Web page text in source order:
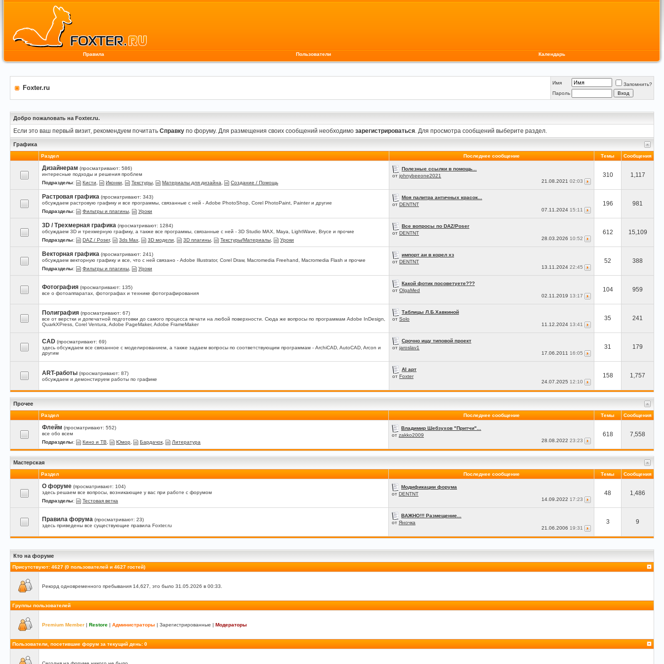
Правила Пользователи Календарь
Foxter.ru
Имя
Запомнить?
Пароль
Добро пожаловать на Foxter.ru.
Если это ваш первый визит, рекомендуем почитать Справку по форуму. Для размещения своих сообщений необходимо зарегистрироваться. Для просмотра сообщений выберите раздел.
Графика
Раздел Последнее сообщение Темы Сообщения
Дизайнерам (просматривают: 586)
интересные подходы и решения проблем
Подразделы: Кисти Иконки Текстуры Материалы для дизайна Создание / Помощь
Полезные ссылки в помощь...
от johnybeeone2021
21.08.2021 02:03
310 1,117
Растровая графика (просматривают: 343)
обсуждаем растровую графику и все программы, связанные с ней - Adobe PhotoShop, Corel PhotoPaint, Painter и другие
Подразделы: Фильтры и плагины Уроки
Моя палитра античных красок...
от DENTNT
07.11.2024 15:11
196 981
3D / Трехмерная графика (просматривают: 1284)
обсуждаем 3D и трехмерную графику, а также все программы, связанные с ней - 3D Studio MAX, Maya, LightWave, Bryce и прочие
Подразделы: DAZ / Poser, 3ds Max 3D модели 3D плагины Текстуры/Материалы Уроки
Все вопросы по DAZ/Poser
от DENTNT
28.03.2026 10:52
612 15,109
Векторная графика (просматривают: 241)
обсуждаем векторную графику и все, что с ней связано - Adobe Illustrator, Corel Draw, Macromedia Freehand, Macromedia Flash и прочие
Подразделы: Фильтры и плагины Уроки
импорт аи в корел хз
от DENTNT
13.11.2024 22:45
52 388
Фотография (просматривают: 135)
все о фотоаппаратах, фотографах и технике фотографирования
Какой фотик посоветуете???
от OlgaMed
02.11.2019 13:17
104 959
Полиграфия (просматривают: 67)
все от верстки и допечатной подготовки до самого процесса печати на любой поверхности. Сюда же вопросы по программам Adobe InDesign,
QuarkXPress, Corel Ventura, Adobe PageMaker, Adobe FrameMaker
Таблицы Л.Б.Хавкиной
от Solo
11.12.2024 13:41
35 241
CAD (просматривают: 69)
здесь обсуждаем все связанное с моделированием, а также задаем вопросы по соответствующим программам - ArchiCAD, AutoCAD, Arcon и
другим
Срочно ищу типовой проект
от jaroslav1
17.06.2011 16:05
31 179
ART-работы (просматривают: 87)
обсуждаем и демонстируем работы по графике
AI арт
от Foxter
24.07.2025 12:10
158 1,757
Прочее
Раздел Последнее сообщение Темы Сообщения
Флейм (просматривают: 552)
все обо всем
Подразделы: Кино и ТВ Юмор Бардачок Литература
Владимир Шебзухов "Притчи"...
от zakko2009
28.08.2022 23:23
618 7,558
Мастерская
Раздел Последнее сообщение Темы Сообщения
О форуме (просматривают: 104)
здесь решаем все вопросы, возникающие у вас при работе с форумом
Подразделы: Тестовая ветка
Модификации форума
от DENTNT
14.09.2022 17:23
48 1,486
Правила форума (просматривают: 23)
здесь приведены все существующие правила Foxter.ru
ВАЖНО!!! Размещение...
от Яночка
21.06.2006 19:31
3 9
Кто на форуме
Присутствуют: 4627 (0 пользователей и 4627 гостей)
Рекорд одновременного пребывания 14,627, это было 31.05.2026 в 00:33.
Группы пользователей
Premium Member | Restore | Администраторы | Зарегистрированные | Модераторы
Пользователи, посетившие форум за текущий день: 0